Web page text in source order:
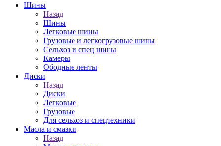
Шины
Назад
Шины
Легковые шины
Грузовые и легкогрузовые шины
Сельхоз и спец шины
Камеры
Ободные ленты
Диски
Назад
Диски
Легковые
Грузовые
Для сельхоз и спецтехники
Масла и смазки
Назад